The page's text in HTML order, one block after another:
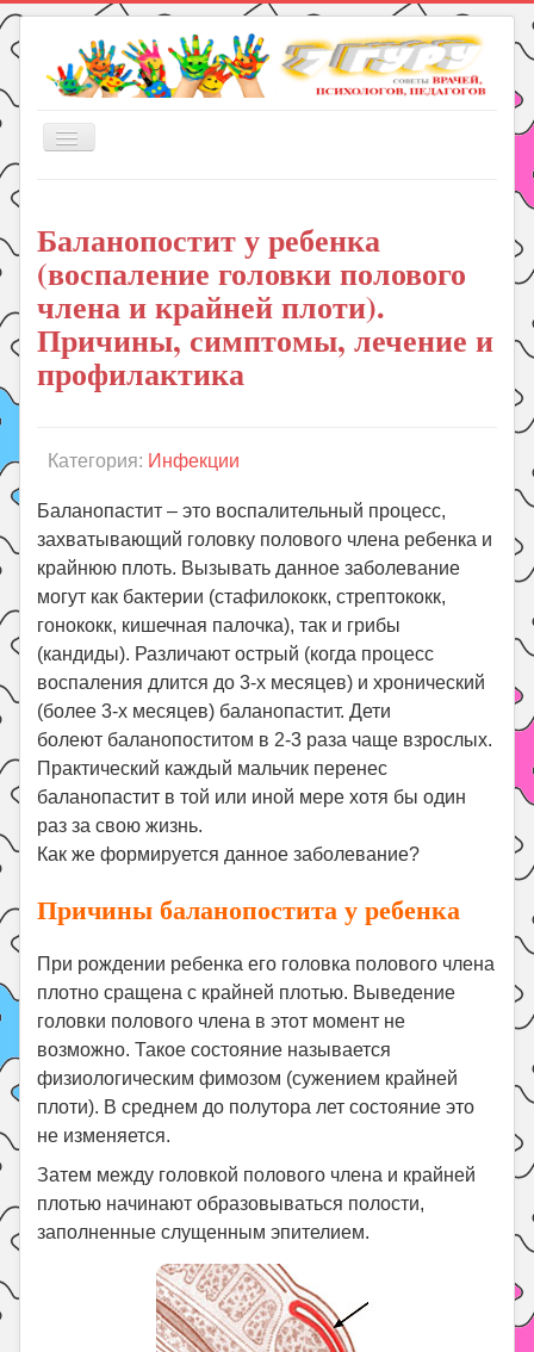
Включить/
Книги
Рукоделие
Подготовка к школе
Уроки
ГДЗ
Психология
Летом!
Поиск
Баланопостит у ребенка
(воспаление головки полового
члена и крайней плоти).
Причины, симптомы, лечение и
профилактика
Категория: Инфекции
Баланопастит – это воспалительный процесс,
захватывающий головку полового члена ребенка и
крайнюю плоть. Вызывать данное заболевание
могут как бактерии (стафилококк, стрептококк,
гонококк, кишечная палочка), так и грибы
(кандиды). Различают острый (когда процесс
воспаления длится до 3-х месяцев) и хронический
(более 3-х месяцев) баланопастит. Дети
болеют баланопоститом в 2-3 раза чаще взрослых.
Практический каждый мальчик перенес
баланопастит в той или иной мере хотя бы один
раз за свою жизнь.
Как же формируется данное заболевание?
Причины баланопостита у ребенка
При рождении ребенка его головка полового члена
плотно сращена с крайней плотью. Выведение
головки полового члена в этот момент не
возможно. Такое состояние называется
физиологическим фимозом (сужением крайней
плоти). В среднем до полутора лет состояние это
не изменяется.
Затем между головкой полового члена и крайней
плотью начинают образовываться полости,
заполненные слущенным эпителием.